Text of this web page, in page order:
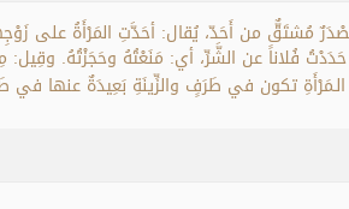
مَصْدَرٌ مُشتَقٌّ من أَحَدّ، يُقال: أحَدَّتِ المَرْأَةُ على
حَدَدْتُ فُلاناً عن الشَّرِّ، أي: مَنَعْتُهُ وحَجَزْتُهُ.
الـمَرْأَةِ تكون في طَرَفٍ والزِّينَةِ بَعِيدَةٌ عنها في